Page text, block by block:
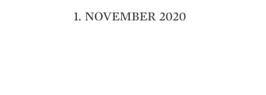
1. NOVEMBER 2020